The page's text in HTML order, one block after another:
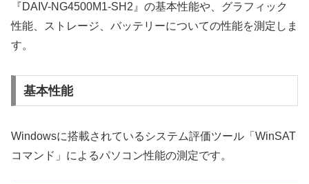
『DAIV-NG4500M1-SH2』の基本性能や、グラフィック
性能、ストレージ、バッテリーについての性能を測定しま
す。
基本性能
Windowsに搭載されているシステム評価ツール「WinSAT
コマンド」によるパソコン性能の測定です。